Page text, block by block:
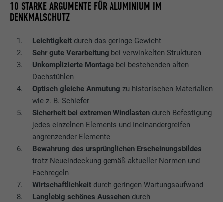
10 STARKE ARGUMENTE FÜR ALUMINIUM IM
DENKMALSCHUTZ
Leichtigkeitdurch das geringe Gewicht
Sehr gute Verarbeitung bei verwinkelten Strukturen
Unkomplizierte Montagebei bestehenden alten
Dachstühlen
Optisch gleiche Anmutung zu historischen Materialien
wie z. B. Schiefer
Sicherheit bei extremen Windlastendurch Befestigung
jedes einzelnen Elements und Ineinandergreifen
angrenzender Elemente
Bewahrung des ursprünglichen Erscheinungsbildes
trotz Neueindeckung gemäß aktueller Normen und
Fachregeln
Wirtschaftlichkeitdurch geringen Wartungsaufwand
Langlebig schönes Aussehendurch